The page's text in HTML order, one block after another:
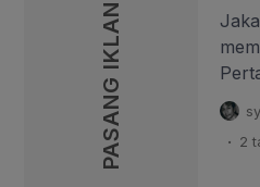
PASANG IKLAN . 2